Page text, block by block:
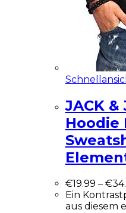
JACK &
Hoodie
€19.99 – €
Ein
aus diesem